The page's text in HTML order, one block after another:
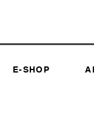
E-SHOP